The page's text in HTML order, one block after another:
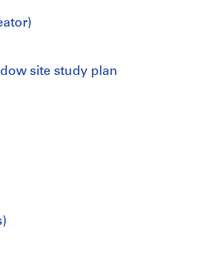
site study plan